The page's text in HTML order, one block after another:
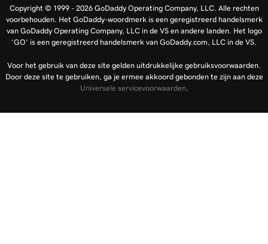
Copyright © 1999 - 2026 GoDaddy Operating Company, LLC. Alle rechten
voorbehouden. Het GoDaddy-woordmerk is een geregistreerd handelsmerk
van GoDaddy Operating Company, LLC in de VS en andere landen. Het logo
‘GO‘ is een geregistreerd handelsmerk van GoDaddy.com, LLC in de VS.
Voor het gebruik van deze site gelden uitdrukkelijke gebruiksvoorwaarden.
Door deze site te gebruiken, ga je ermee akkoord gebonden te zijn aan deze
Universele servicevoorwaarden.